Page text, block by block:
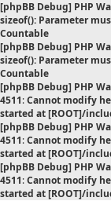
[phpBB Debug] PHP
sizeof(): Parameter
Countable
[phpBB Debug] PHP
sizeof(): Parameter
Countable
[phpBB Debug] PHP
4511:Cannot modify
started at [ROOT]/
[phpBB Debug] PHP
4511:Cannot modify
started at [ROOT]/
[phpBB Debug] PHP
4511:Cannot modify
started at [ROOT]/